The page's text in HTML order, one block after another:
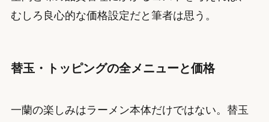
むしろ良心的な価格設定だと筆者は思う。
替玉・トッピングの全メニューと価格
一蘭の楽しみはラーメン本体だけではない。替玉